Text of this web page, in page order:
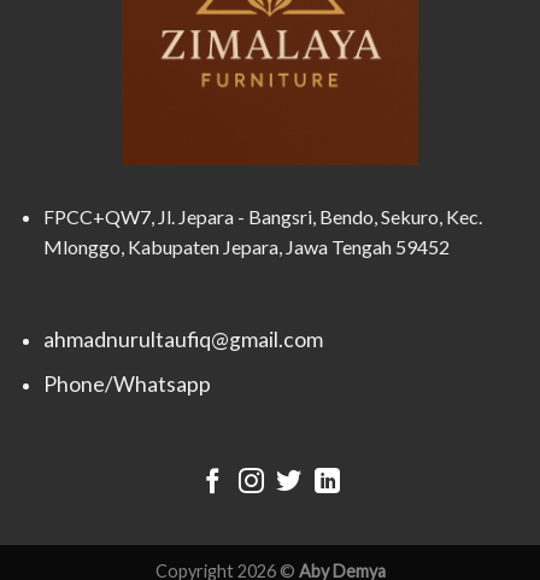
FPCC+QW7, Jl. Jepara - Bangsri, Bendo, Sekuro, Kec.
Mlonggo, Kabupaten Jepara, Jawa Tengah 59452
ahmadnurultaufiq@gmail.com
Phone/Whatsapp
Copyright 2026 © Aby Demya